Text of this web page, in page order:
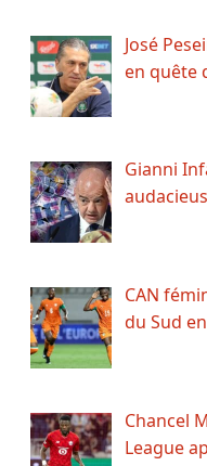
José
en quête
Gianni
CAN
du Sud
Chancel
League